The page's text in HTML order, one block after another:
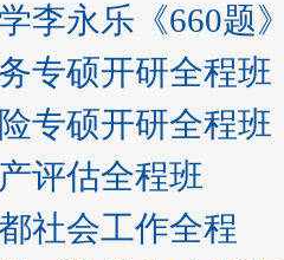
李永乐《660题
专硕开研全程班
专硕开研全程班
评估全程班
社会工作全程